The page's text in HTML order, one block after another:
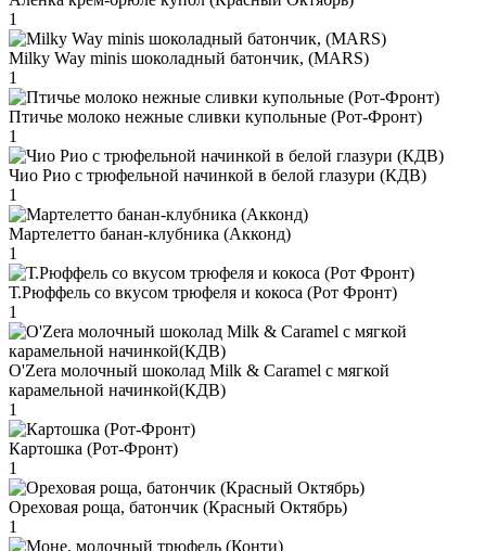
1
Milky Way minis шоколадный батончик, (MARS)
1
Птичье молоко нежные сливки купольные (Рот-Фронт)
1
Чио Рио с трюфельной начинкой в белой глазури (КДВ)
1
Мартелетто банан-клубника (Акконд)
1
Т.Рюффель со вкусом трюфеля и кокоса (Рот Фронт)
1
O'Zera молочный шоколад Milk & Caramel с мягкой
карамельной начинкой(КДВ)
1
Картошка (Рот-Фронт)
1
Ореховая роща, батончик (Красный Октябрь)
1